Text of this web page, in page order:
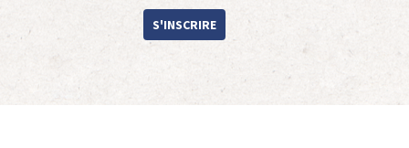
S'INSCRIRE